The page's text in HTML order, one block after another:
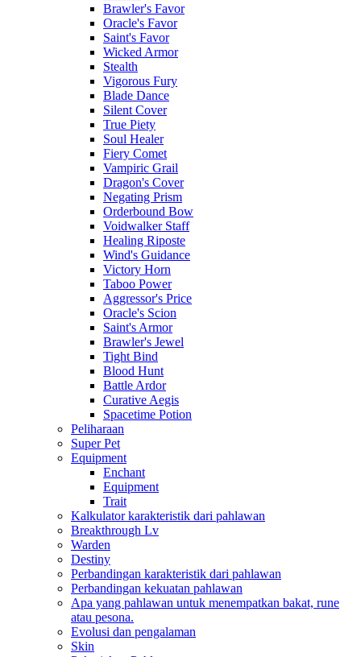
Brawler's Favor
Oracle's Favor
Saint's Favor
Wicked Armor
Stealth
Vigorous Fury
Blade Dance
Silent Cover
True Piety
Soul Healer
Fiery Comet
Vampiric Grail
Dragon's Cover
Negating Prism
Orderbound Bow
Voidwalker Staff
Healing Riposte
Wind's Guidance
Victory Horn
Taboo Power
Aggressor's Price
Oracle's Scion
Saint's Armor
Brawler's Jewel
Tight Bind
Blood Hunt
Battle Ardor
Curative Aegis
Spacetime Potion
Peliharaan
Super Pet
Equipment
Enchant
Equipment
Trait
Kalkulator karakteristik dari pahlawan
Breakthrough Lv
Warden
Destiny
Perbandingan karakteristik dari pahlawan
Perbandingan kekuatan pahlawan
Apa yang pahlawan untuk menempatkan bakat, rune
atau pesona.
Evolusi dan pengalaman
Skin